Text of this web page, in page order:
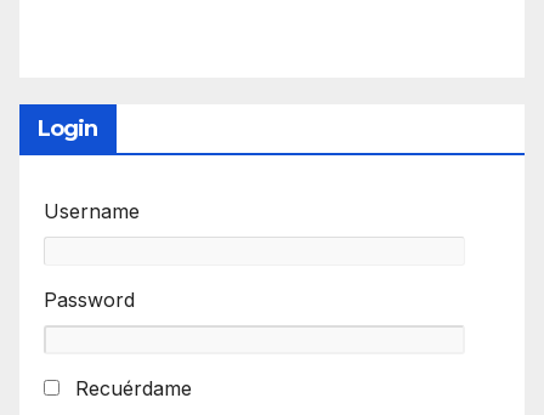
Login
Username
Password
Recuérdame